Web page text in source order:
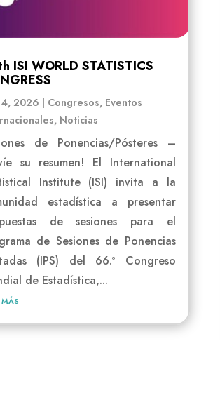
ISI WORLD STATISTICS
2026 Congresos, Eventos
, Noticias
de Ponencias/Pósteres –
su resumen! El International
Institute (ISI) invita a la
estadística a presentar
de sesiones para el
de Sesiones de Ponencias
(IPS) del 66.º Congreso
de Estadística,...